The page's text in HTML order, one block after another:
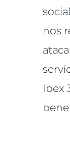
nos
Ibex